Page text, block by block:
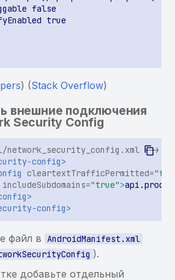
в
к
) (Stack Overflow)
внешние подключения
Security Config
-->
config>
cleartextTrafficPermitted=
includeSubdomains="true">
config>
файл в AndroidManifest.xml
).
добавьте отдельный